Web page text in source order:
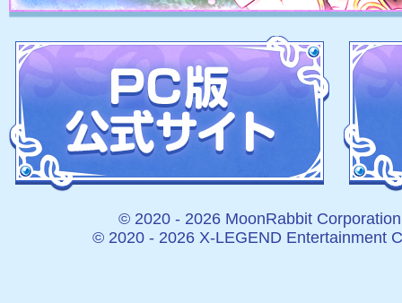
© 2020 - 2026 MoonRabbit
© 2020 - 2026 X-LEGEND Entertainment